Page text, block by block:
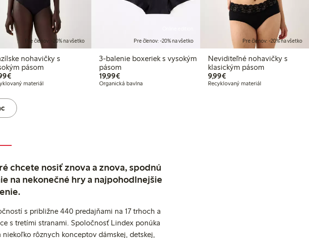
Pre členov: -20% na všetko
nohavičky s
pásom
12,99 €
materiál
Pre členov: -20% na všetko
3-balenie boxeriek s vysokým
pásom
19,99€19,99 €
Organická bavlna
Pre členov: -20% na všetko
Neviditeľné nohavičky s
klasickým pásom
9,99€9,99 €
Recyklovaný materiál
chcete nosiť znova a znova, spodnú
na nekonečné hry a najpohodlnejšie
s približne 440 predajňami na 17 trhoch a
s tretími stranami. Spoločnosť Lindex ponúka
rôznych konceptov dámskej, detskej,